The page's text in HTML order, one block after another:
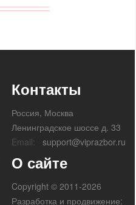
Контакты
Россия, Москва
Ленинградское шоссе д. 33
Email:
support@viprazbor.ru
О сайте
Copyright © 2011-2026
Разработка и продвижение: